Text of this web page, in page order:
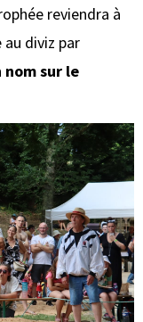
reviendra à
au diviz par
nom sur le